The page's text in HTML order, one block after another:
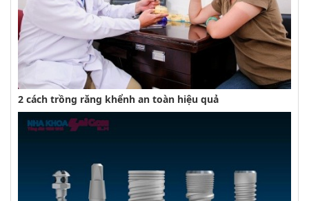
2 cách trồng răng khểnh an toàn hiệu quả